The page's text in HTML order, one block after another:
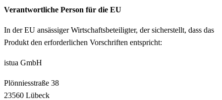
Verantwortliche Person für die EU
In der EU ansässiger Wirtschaftsbeteiligter, der sicherstellt, dass das
Produkt den erforderlichen Vorschriften entspricht:
istua GmbH
Plönniesstraße 38
23560 Lübeck